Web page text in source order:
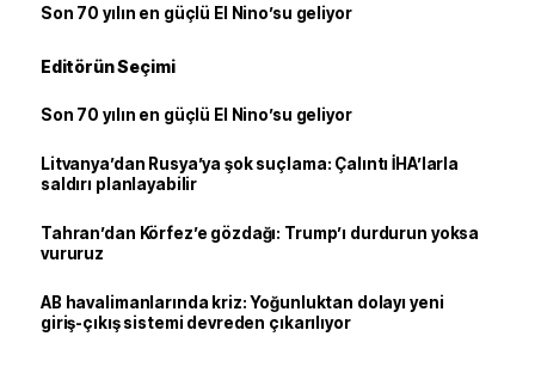
Son 70 yılın en güçlü El Nino’su geliyor
Editörün Seçimi
Son 70 yılın en güçlü El Nino’su geliyor
Litvanya’dan Rusya’ya şok suçlama: Çalıntı İHA’larla
saldırı planlayabilir
Tahran’dan Körfez’e gözdağı: Trump’ı durdurun yoksa
vururuz
AB havalimanlarında kriz: Yoğunluktan dolayı yeni
giriş-çıkış sistemi devreden çıkarılıyor